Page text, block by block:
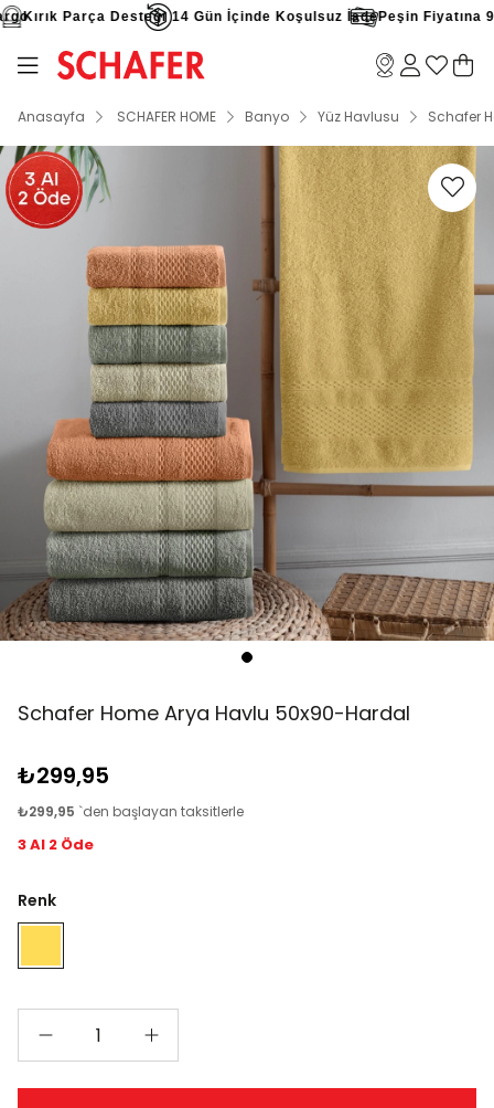
Kırık Parça Desteği 14 Gün İçinde Koşulsuz İadePeşin Fiyatına 9
Anasayfa SCHAFER HOME Banyo Yüz Havlusu Schafer
Schafer Home Arya Havlu 50x90-Hardal
₺299,95
₺299,95 `den başlayan taksitlerle
3 Al 2 Öde
Renk